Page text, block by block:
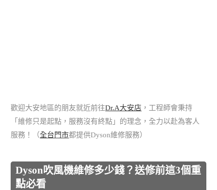
歡迎大安地區的朋友就近前往Dr.A大安店 ，工程師會秉持
「維修只是起點，服務沒有終點」的理念，全力以赴為客人
服務！（全台門市都提供Dyson維修服務）
Dyson吹風機維修多少錢？送修前這3個重
點必看